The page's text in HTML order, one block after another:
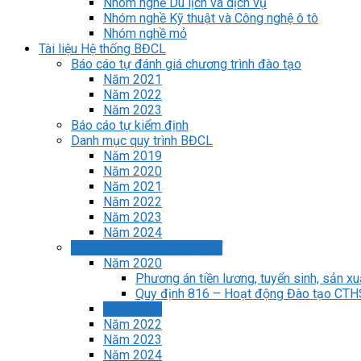
Nhóm nghề Kỹ thuật và Công nghệ ô tô
Nhóm nghề mỏ
Tài liệu Hệ thống BĐCL
Báo cáo tự đánh giá chương trình đào tạo
Năm 2021
Năm 2022
Năm 2023
Báo cáo tự kiểm định
Danh mục quy trình BĐCL
Năm 2019
Năm 2020
Năm 2021
Năm 2022
Năm 2023
Năm 2024
Năm 2020
Phương án tiền lương, tuyển sinh, sản
Quy định 816 – Hoạt động Đào tạo
Năm 2022
Năm 2023
Năm 2024